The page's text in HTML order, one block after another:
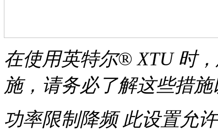
在使用英特尔® XTU 时
施，请务必了解这些措
功率限制降频 此设置允